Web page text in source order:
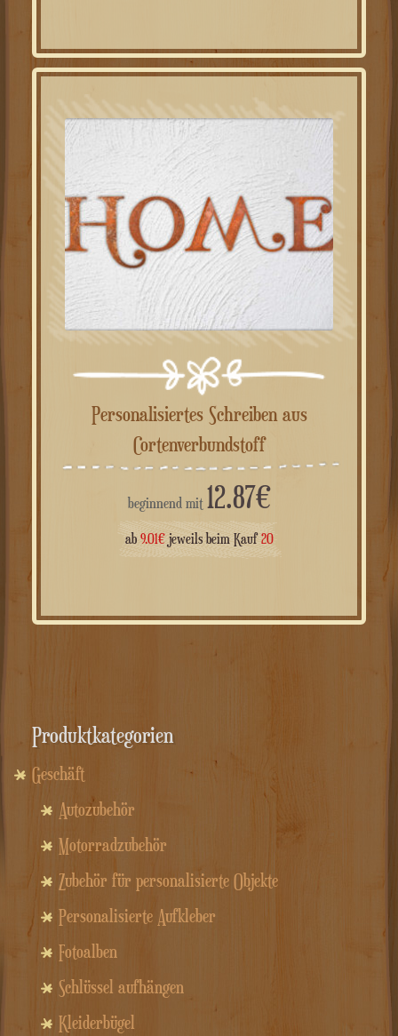
Personalisiertes Schreiben aus
Cortenverbundstoff
beginnend mit 12.87€
ab 9.01€jeweils beim Kauf20
Produktkategorien
Geschäft
Autozubehör
Motorradzubehör
Zubehör für personalisierte Objekte
Personalisierte Aufkleber
Fotoalben
Schlüssel aufhängen
Kleiderbügel